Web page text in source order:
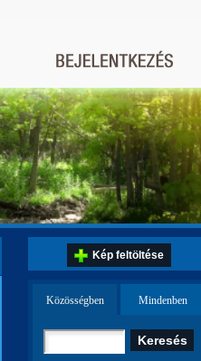
Kép feltöltése
Közösségben Mindenben